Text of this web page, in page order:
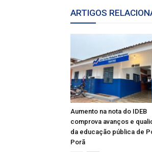
ARTIGOS
Aumento na nota do IDEB
comprova avanços e
da educação pública de
Porã